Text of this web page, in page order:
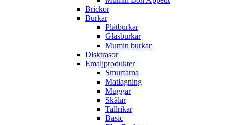
Brickor
Burkar
Plåtburkar
Glasburkar
Mumin burkar
Disktrasor
Emaljprodukter
Smurfarna
Matlagning
Muggar
Skålar
Tallrikar
Basic